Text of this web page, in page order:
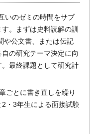
いのゼミの時間をサブ
。まずは史料読解の訓
や公文書、または伝記
の研究テーマ決定に向
最終課題として研究計
ごとに書き直しを繰り
・3年生による面接試験